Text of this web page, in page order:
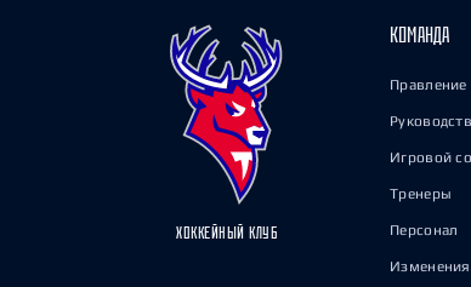
ХОККЕЙНЫЙ КЛУБ
КОМАНДА
Правление
Игровой
Тренеры
Персонал
Изменения